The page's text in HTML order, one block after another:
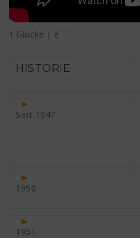
1 Glocke | e´´
HISTORIE
Seit 1947
1950
1951